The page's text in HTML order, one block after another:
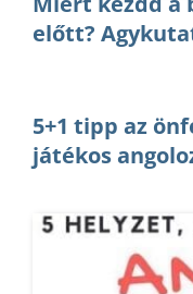
előtt?
5+1 tipp az
játékos